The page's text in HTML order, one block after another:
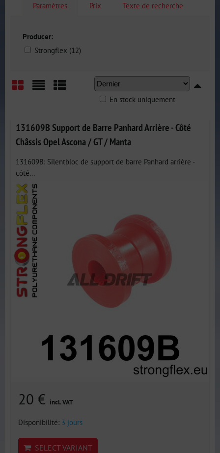
Paramètres Prix Texte de recherche
Producer:
Strongflex (12)
En stock uniquement
131609B Support de Barre Panhard Arrière - Côté
Châssis Opel Ascona / GT / Manta
131609B: Silentbloc de support de barre Panhard arrière -
côté...
20 € incl. VAT
Disponibilité: 3 jours
SELECT VARIANT